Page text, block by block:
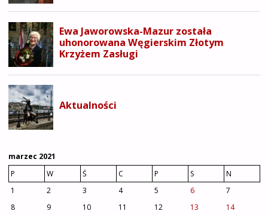
marzec 2021
P
W Ś C P S
N
1
2 3 4 5 6
7
8
9 10 11 12 13
14